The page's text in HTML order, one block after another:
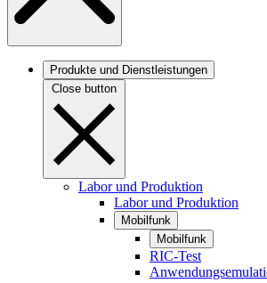
Produkte und Dienstleistungen
Close button
Labor und Produktion
Labor und Produktion
Mobilfunk
Mobilfunk
RIC-Test